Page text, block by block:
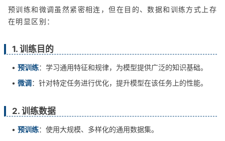
预训练和微调虽然紧密相连，但在目的、数据和训练方式上存
在明显区别：
1. 训练目的
• 预训练：学习通用特征和规律，为模型提供广泛的知识基础。
• 微调：针对特定任务进行优化，提升模型在该任务上的性能。
2. 训练数据
• 预训练：使用大规模、多样化的通用数据集。